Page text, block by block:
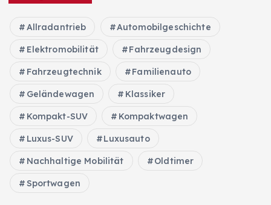
Allradantrieb Automobilgeschichte
Elektromobilität Fahrzeugdesign
Fahrzeugtechnik Familienauto
Geländewagen Klassiker
Kompakt-SUV Kompaktwagen
Luxus-SUV Luxusauto
Nachhaltige Mobilität Oldtimer
Sportwagen